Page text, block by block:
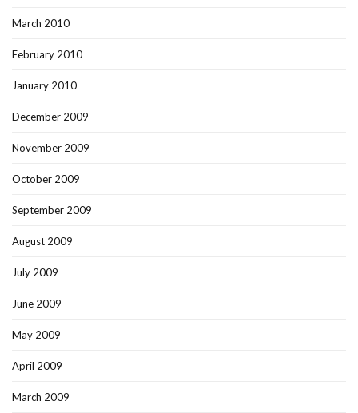
March 2010
February 2010
January 2010
December 2009
November 2009
October 2009
September 2009
August 2009
July 2009
June 2009
May 2009
April 2009
March 2009